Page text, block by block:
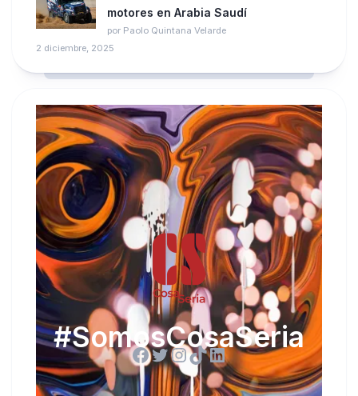
motores en Arabia Saudí
por Paolo Quintana Velarde
2 diciembre, 2025
#SomosCosaSeria
Facebook
Twitter
Instagram
TikTok
LinkedIn